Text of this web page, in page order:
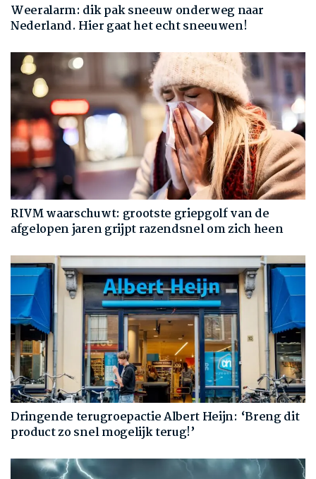
Weeralarm: dik pak sneeuw onderweg naar
Nederland. Hier gaat het echt sneeuwen!
RIVM waarschuwt: grootste griepgolf van de
afgelopen jaren grijpt razendsnel om zich heen
Dringende terugroepactie Albert Heijn: ‘Breng dit
product zo snel mogelijk terug!’